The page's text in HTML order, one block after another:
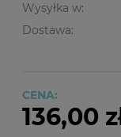
Wysyłka w:
Dostawa:
Cena nie
CENA:
136,00